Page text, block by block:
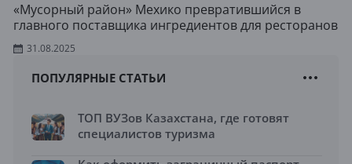
«Мусорный район» Мехико превратившийся в
главного поставщика ингредиентов для ресторанов
31.08.2025
ПОПУЛЯРНЫЕ СТАТЬИ
ТОП ВУЗов Казахстана, где готовят
специалистов туризма